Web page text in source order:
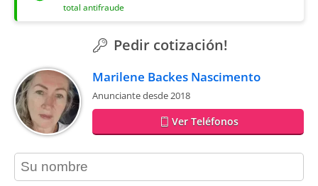
total antifraude
Pedir cotización!
Marilene Backes Nascimento
Anunciante desde 2018
Ver Teléfonos
contact_name